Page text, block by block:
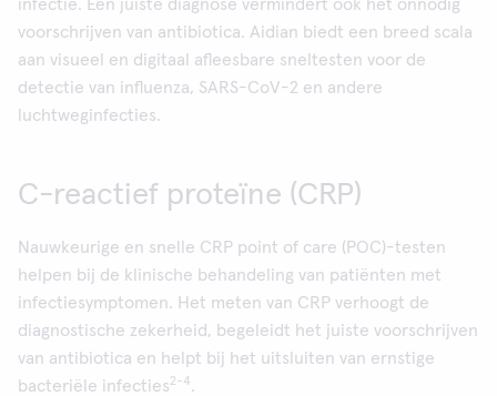
infectie. Een juiste diagnose vermindert ook het onnodig
voorschrijven van antibiotica. Aidian biedt een breed scala
aan visueel en digitaal afleesbare sneltesten voor de
detectie van influenza, SARS-CoV-2 en andere
luchtweginfecties.
C-reactief proteïne (CRP)
Nauwkeurige en snelle CRP point of care (POC)-testen
helpen bij de klinische behandeling van patiënten met
infectiesymptomen. Het meten van CRP verhoogt de
diagnostische zekerheid, begeleidt het juiste voorschrijven
van antibiotica en helpt bij het uitsluiten van ernstige
bacteriële infecties2-4.